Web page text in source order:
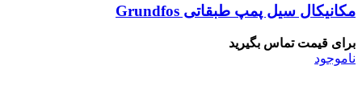
مکانیکال سیل پمپ طبقاتی Grundfos
برای قیمت تماس بگیرید
ناموجود